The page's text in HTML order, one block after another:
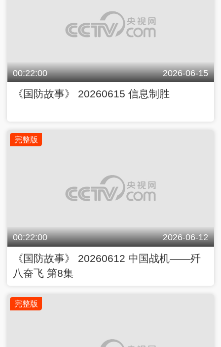
00:22:00 2026-06-15
《国防故事》 20260615 信息制胜
完整版
00:22:00 2026-06-12
《国防故事》 20260612 中国战机——歼
八奋飞 第8集
完整版